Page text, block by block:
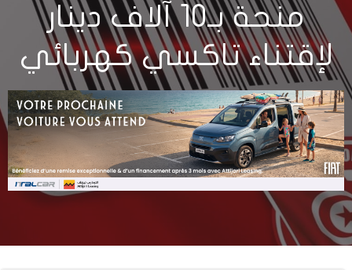
منحة بـ10 آلاف دينار
لإقتناء تاكسي كهربائي